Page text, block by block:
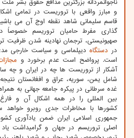
ناجوانمردانه بزرگترین مدافع حقوق بشر
و مبارز واقعی با تروریست در تمامی
قاسم سلیمانی شاهد نقطه اوج آن می
گذاری مفرط حامیان تروریسم خصوصاً
صهیونیستی، ترجمان نهادینه شدن ظرفیت
در دستگاه دیپلماسی و سیاست خارجی
است. پرواضح است عدم برخورد و
آشکار از تروریست ها چه در ایران و چه
شامل یمن، سوریه، عراق و افغانستان
غده سرطانی در پیکره جامعه جهانی به
بین المللی را در همه اشکال آن و
کشورها با مخاطرات جدی روبرو
جمهوری اسلامی ایران ضمن یادآوری
اصلی تروریسم در جهان و گرامیداشت